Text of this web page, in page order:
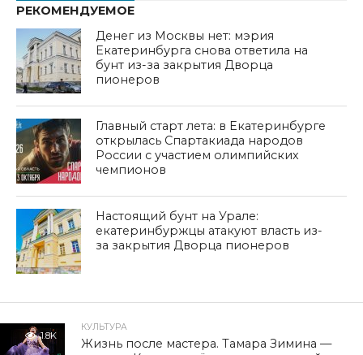
РЕКОМЕНДУЕМОЕ
Денег из Москвы нет: мэрия
Екатеринбурга снова ответила на
бунт из-за закрытия Дворца
пионеров
Главный старт лета: в Екатеринбурге
открылась Спартакиада народов
России с участием олимпийских
чемпионов
Настоящий бунт на Урале:
екатеринбуржцы атакуют власть из-
за закрытия Дворца пионеров
1.8K
КУЛЬТУРА
Жизнь после мастера. Тамара Зимина —